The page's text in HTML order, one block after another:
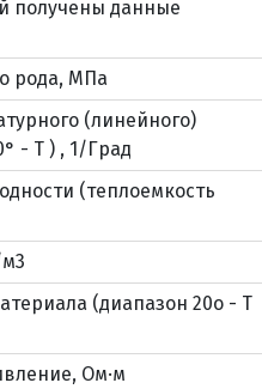
О, НО По запросу
О, НО По запросу
О, НО По запросу
получены данные
рода, МПа
(линейного)
- T ) , 1/Град
(теплоемкость
(диапазон 20o - T
Ом·м